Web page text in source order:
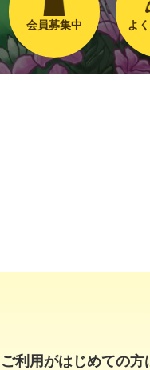
会員募集中 よ
ご利用がはじめての方